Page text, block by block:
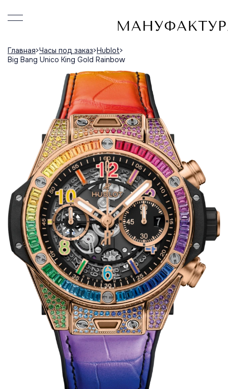
Главная Часы под заказ Hublot
Big Bang Unico King Gold Rainbow